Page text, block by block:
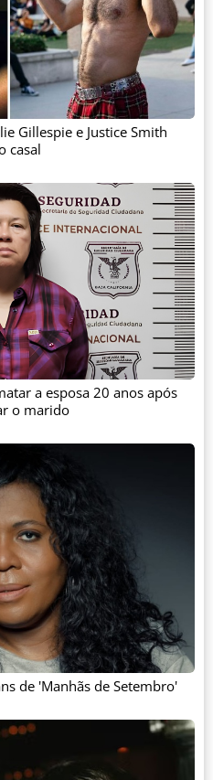
Gillespie e Justice Smith
casal
a esposa 20 anos após
o marido
de 'Manhãs de Setembro'